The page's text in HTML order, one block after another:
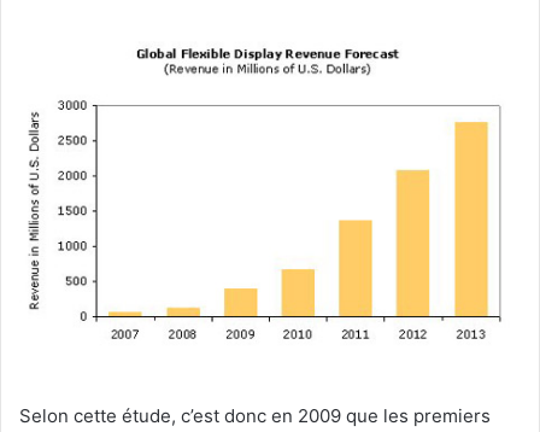
Selon cette étude, c’est donc en 2009 que les premiers